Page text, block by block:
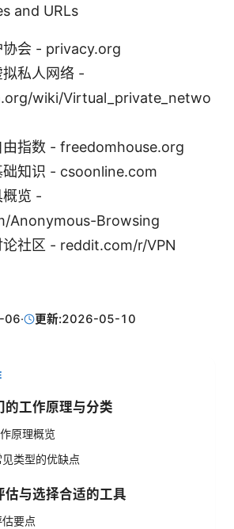
and URLs
协会 - privacy.org
私人网络 -
wiki/Virtual_private_netwo
由指数 - freedomhouse.org
础知识 - csoonline.com
概览 -
Anonymous-Browsing
论社区 - reddit.com/r/VPN
06· 更新:2026-05-10
的工作原理与分类
原理概览
类型的优缺点
估与选择合适的工具
要点